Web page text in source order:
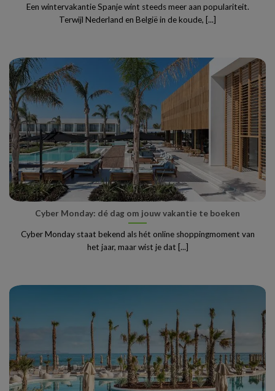
Een wintervakantie Spanje wint steeds meer aan populariteit.
Terwijl Nederland en België in de koude, [...]
Cyber Monday: dé dag om jouw vakantie te boeken
Cyber Monday staat bekend als hét online shoppingmoment van
het jaar, maar wist je dat [...]